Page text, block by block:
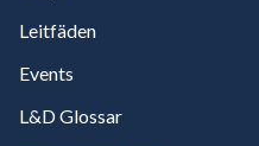
Leitfäden
Events
L&D Glossar